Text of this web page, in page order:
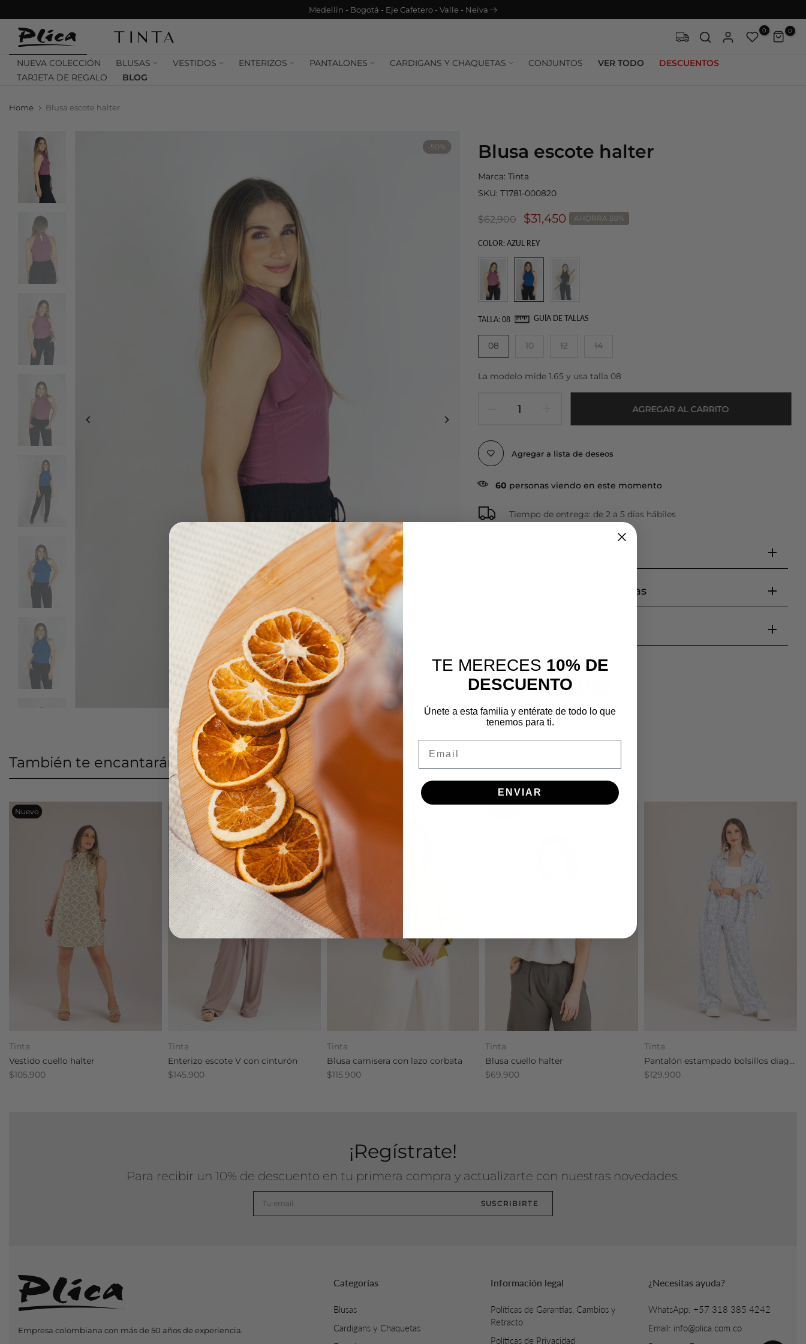
contenido
info@plica.com.co | +57 3183854242
0 0
NUEVA COLECCIÓN BLUSAS VESTIDOS ENTERIZOS PANTALONES CARDIGANS Y CHAQUETAS CONJUNTOS VER TODO
DESCUENTOS
TARJETA DE REGALO
BLOG
Home Blusa escote halter
-50% Blusa escote halter
Marca: Tinta
SKU: T1781-000820
$62,900 $31,450 AHORRA 50%
COLOR: AZUL REY
TALLA: 08 GUÍA DE TALLAS
08 10 12 14
La modelo mide 1.65 y usa talla 08
AGREGAR AL CARRITO
Agregar a lista de deseos
60 personas viendo en este momento
Tiempo de entrega: de 2 a 5 días hábiles
Acerca de nuestras prendas
Pagos seguros
También te encantarán Últimos vistos
Nuevo
Tinta
Vestido cuello halter
$105.900
Nuevo
Tinta
Enterizo escote V con cinturón
$145.900
Nuevo
Tinta
Blusa camisera con lazo corbata
$115.900
Tinta
Blusa cuello halter
$69.900
Tinta
Pantalón estampado bolsillos diagonales
$129.900
¡Regístrate!
Para recibir un 10% de descuento en tu primera compra y actualizarte con nuestras novedades.
SUSCRIBIRTE
Empresa colombiana con más de 50 años de experiencia.
Categorías
Blusas
Cardigans y Chaquetas
Información legal
Políticas de Garantías, Cambios y
Retracto
Políticas de Privacidad
¿Necesitas ayuda?
WhatsApp: +57 318 385 4242
Email: info@plica.com.co
TE MERECES 10% DE
DESCUENTO
Únete a esta familia y entérate de todo lo que
tenemos para ti.
ENVIAR